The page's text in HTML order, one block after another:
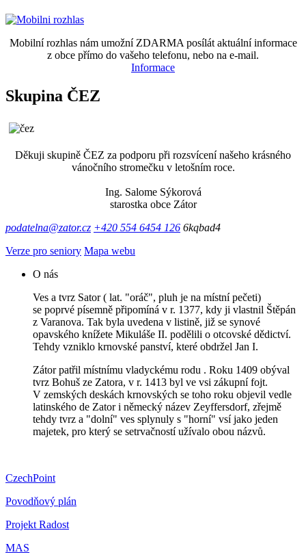
Mobilní rozhlas nám umožní ZDARMA posílát aktuální informace
z obce přímo do vašeho telefonu, nebo na e-mail.
Informace
Skupina ČEZ
Děkuji skupině ČEZ za podporu při rozsvícení našeho krásného
vánočního stromečku v letošním roce.
Ing. Salome Sýkorová
starostka obce Zátor
podatelna@zator.cz +420 554 6454 126 6kqbad4
Verze pro seniory Mapa webu
O nás
Ves a tvrz Sator ( lat. "oráč", pluh je na místní pečeti)
se poprvé písemně připomíná v r. 1377, kdy ji vlastnil Štěpán
z Varanova. Tak byla uvedena v listině, již se synové
opavského knížete Mikuláše II. podělili o otcovské dědictví.
Tehdy vzniklo krnovské panství, které obdržel Jan I.
Zátor patřil místnímu vladyckému rodu . Roku 1409 obýval
tvrz Bohuš ze Zatora, v r. 1413 byl ve vsi zákupní fojt.
V zemských deskách krnovských se toho roku objevil vedle
latinského de Zator i německý název Zeyffersdorf, zřejmě
tehdy tvrz a "dolní" ves splynuly s "horní" vsí jako jeden
majetek, pro který se setrvačností užívalo obou názvů.
CzechPoint
Povodňový plán
Projekt Radost
MAS